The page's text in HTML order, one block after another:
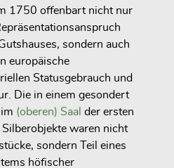
1750 offenbart nicht nur
sondern auch
europäische
Statusgebrauch und
Die in einem gesondert
(oberen) Saal der ersten
waren nicht
sondern Teil eines
höfischer